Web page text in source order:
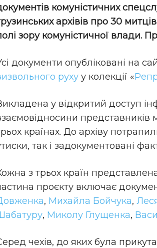
комуністичних
архівів про 30
зору комуністичної влади.
документи опубліковані на
руху у колекції «
у відкритий доступ
представників
країнах. До архіву
так і задокументовані
з трьох країн
проєкту включає
, Михайла Бойчука,
, Миколу Глущенка,
чехів, до яких була